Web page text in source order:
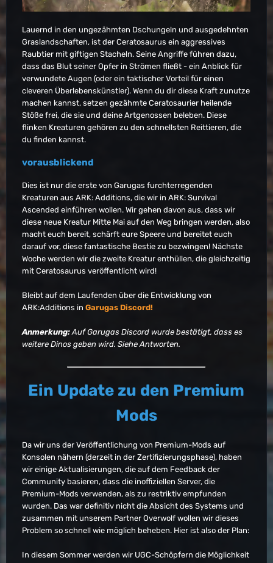
Lauernd in den ungezähmten Dschungeln und ausgedehnten
Graslandschaften, ist der Ceratosaurus ein aggressives
Raubtier mit giftigen Stacheln. Seine Angriffe führen dazu,
dass das Blut seiner Opfer in Strömen fließt - ein Anblick für
verwundete Augen (oder ein taktischer Vorteil für einen
cleveren Überlebenskünstler). Wenn du dir diese Kraft zunutze
machen kannst, setzen gezähmte Ceratosaurier heilende
Stöße frei, die sie und deine Artgenossen beleben. Diese
flinken Kreaturen gehören zu den schnellsten Reittieren, die
du finden kannst.
vorausblickend
Dies ist nur die erste von Garugas furchterregenden
Kreaturen aus ARK: Additions, die wir in ARK: Survival
Ascended einführen wollen. Wir gehen davon aus, dass wir
diese neue Kreatur Mitte Mai auf den Weg bringen werden, also
macht euch bereit, schärft eure Speere und bereitet euch
darauf vor, diese fantastische Bestie zu bezwingen! Nächste
Woche werden wir die zweite Kreatur enthüllen, die gleichzeitig
mit Ceratosaurus veröffentlicht wird!
Bleibt auf dem Laufenden über die Entwicklung von
ARK:Additions in Garugas Discord!
Anmerkung: Auf Garugas Discord wurde bestätigt, dass es
weitere Dinos geben wird. Siehe Antworten.
Ein Update zu den Premium
Mods
Da wir uns der Veröffentlichung von Premium-Mods auf
Konsolen nähern (derzeit in der Zertifizierungsphase), haben
wir einige Aktualisierungen, die auf dem Feedback der
Community basieren, dass die inoffiziellen Server, die
Premium-Mods verwenden, als zu restriktiv empfunden
wurden. Das war definitiv nicht die Absicht des Systems und
zusammen mit unserem Partner Overwolf wollen wir dieses
Problem so schnell wie möglich beheben. Hier ist also der Plan:
In diesem Sommer werden wir UGC-Schöpfern die Möglichkeit